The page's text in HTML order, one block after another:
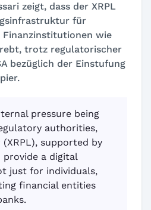
zeigt, dass der XRPL
für
Finanzinstitutionen wie
trotz regulatorischer
bezüglich der Einstufung
pressure being
authorities,
(XRPL), supported by
provide a digital
just for individuals,
financial entities